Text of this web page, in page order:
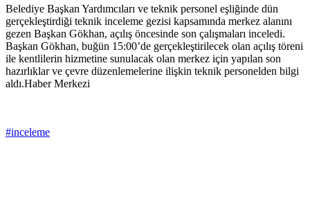
Belediye Başkan Yardımcıları ve teknik personel eşliğinde dün
gerçekleştirdiği teknik inceleme gezisi kapsamında merkez alanını
gezen Başkan Gökhan, açılış öncesinde son çalışmaları inceledi.
Başkan Gökhan, buğün 15:00’de gerçekleştirilecek olan açılış töreni
ile kentlilerin hizmetine sunulacak olan merkez için yapılan son
hazırlıklar ve çevre düzenlemelerine ilişkin teknik personelden bilgi
aldı.Haber Merkezi
#inceleme